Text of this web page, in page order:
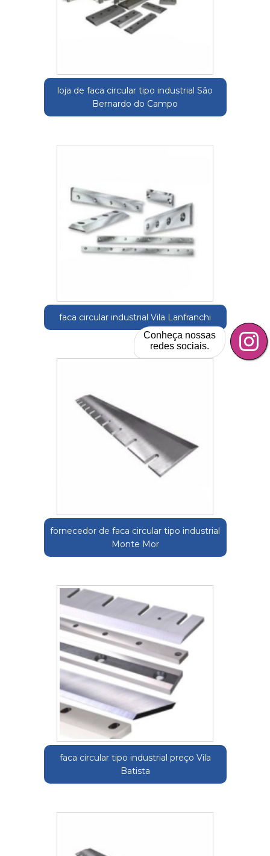
loja de faca circular tipo industrial São
Bernardo do Campo
faca circular industrial Vila Lanfranchi
fornecedor de faca circular tipo industrial
Monte Mor
faca circular tipo industrial preço Vila
Batista
Conheça nossas
redes sociais.